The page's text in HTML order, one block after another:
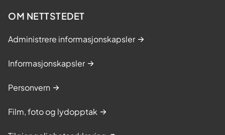
OM NETTSTEDET
Administrere informasjonskapsler
Informasjonskapsler
Personvern
Film, foto og lydopptak